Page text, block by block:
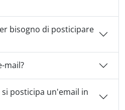
bisogno di posticipare
mail?
posticipa un'email in